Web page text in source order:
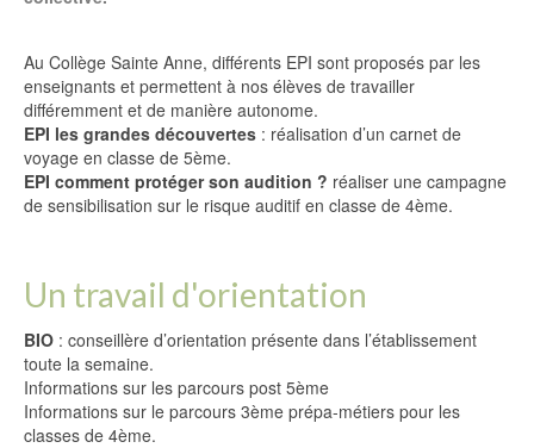
Au Collège Sainte Anne, différents EPI sont proposés par les
enseignants et permettent à nos élèves de travailler
différemment et de manière autonome.
EPI les grandes découvertes : réalisation d’un carnet de
voyage en classe de 5ème.
EPI comment protéger son audition ? réaliser une campagne
de sensibilisation sur le risque auditif en classe de 4ème.
Un travail d'orientation
BIO : conseillère d’orientation présente dans l’établissement
toute la semaine.
Informations sur les parcours post 5ème
Informations sur le parcours 3ème prépa-métiers pour les
classes de 4ème.